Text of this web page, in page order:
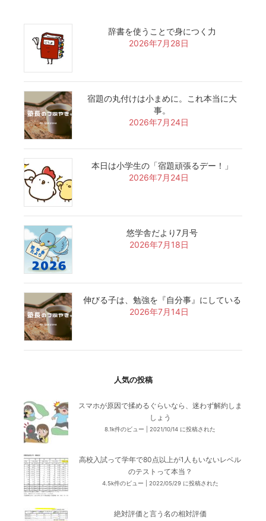
辞書を使うことで身につく力
2026年7月28日
宿題の丸付けは小まめに。これ本当に大
事。
2026年7月24日
本日は小学生の「宿題頑張るデー！」
2026年7月24日
悠学舎だより7月号
2026年7月18日
伸びる子は、勉強を『自分事』にしている
2026年7月14日
人気の投稿
スマホが原因で揉めるぐらいなら、迷わず解約しま
しょう
8.1k件のビュー 2021/10/14 に投稿された
高校入試って学年で80点以上が1人もいないレベル
のテストって本当？
4.5k件のビュー 2022/05/29 に投稿された
絶対評価と言う名の相対評価